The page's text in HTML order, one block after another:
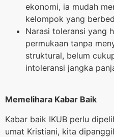
ekonomi, ia mudah
kelompok yang
Narasi toleransi yang
permukaan tanpa
struktural, belum
intoleransi jangka
Memelihara Kabar Baik
Kabar baik IKUB perlu
umat Kristiani, kita